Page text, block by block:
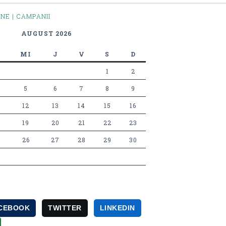
| CAMPANII
AUGUST 2026
MI J V S D
1 2
5 6 7 8 9
12 13 14 15 16
19 20 21 22 23
26 27 28 29 30
TWITTER LINKEDIN